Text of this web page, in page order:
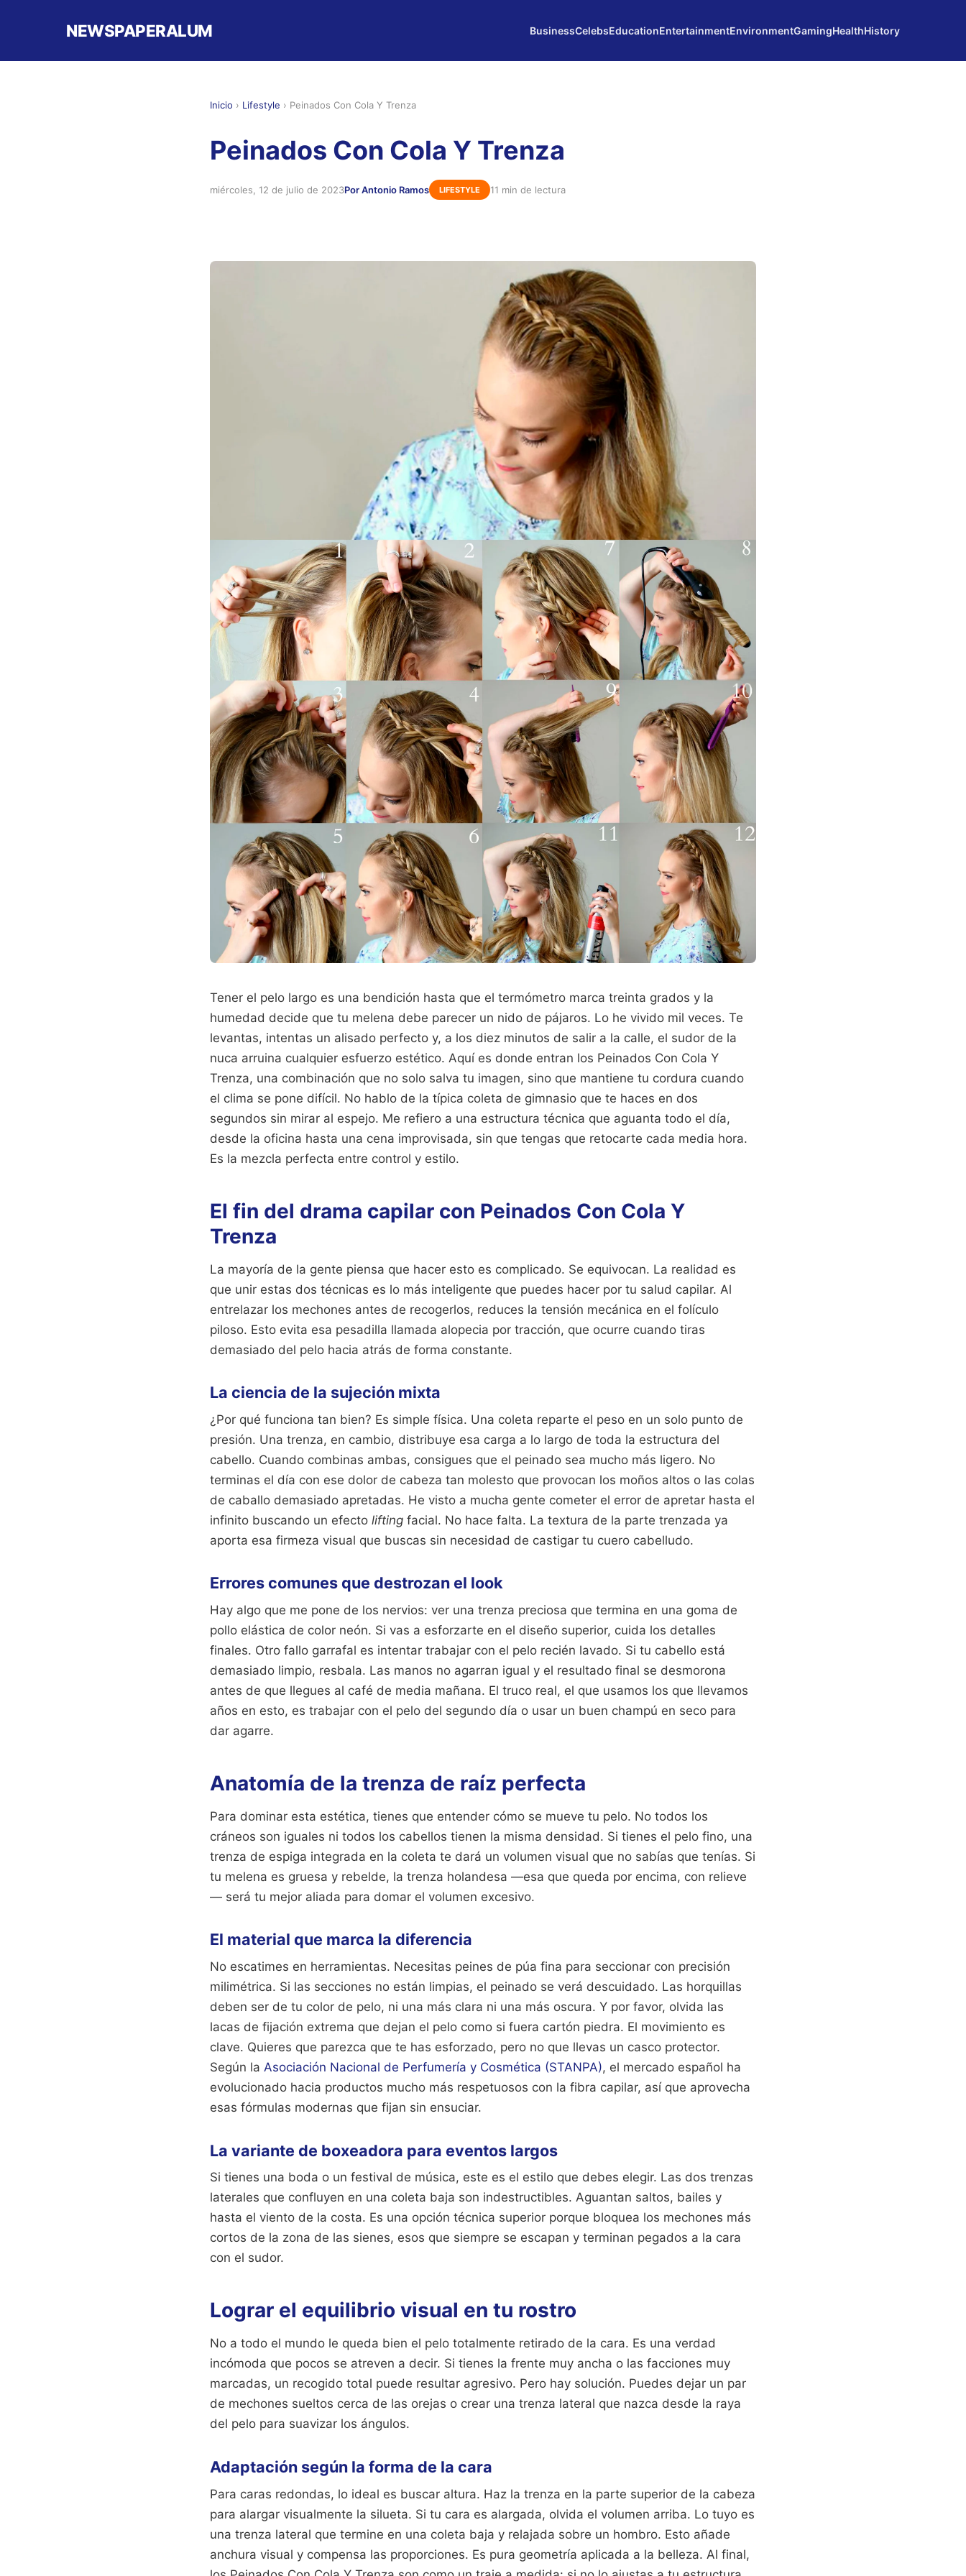
NEWSPAPERALUM BusinessCelebsEducationEntertainmentEnvironmentGamingHealthHistory
Inicio › Lifestyle › Peinados Con Cola Y Trenza
Peinados Con Cola Y Trenza
miércoles, 12 de julio de 2023Por Antonio Ramos LIFESTYLE 11 min de lectura
Tener el pelo largo es una bendición hasta que el termómetro marca treinta grados y la
humedad decide que tu melena debe parecer un nido de pájaros. Lo he vivido mil veces. Te
levantas, intentas un alisado perfecto y, a los diez minutos de salir a la calle, el sudor de la
nuca arruina cualquier esfuerzo estético. Aquí es donde entran los Peinados Con Cola Y
Trenza, una combinación que no solo salva tu imagen, sino que mantiene tu cordura cuando
el clima se pone difícil. No hablo de la típica coleta de gimnasio que te haces en dos
segundos sin mirar al espejo. Me refiero a una estructura técnica que aguanta todo el día,
desde la oficina hasta una cena improvisada, sin que tengas que retocarte cada media hora.
Es la mezcla perfecta entre control y estilo.
El fin del drama capilar con Peinados Con Cola Y
Trenza
La mayoría de la gente piensa que hacer esto es complicado. Se equivocan. La realidad es
que unir estas dos técnicas es lo más inteligente que puedes hacer por tu salud capilar. Al
entrelazar los mechones antes de recogerlos, reduces la tensión mecánica en el folículo
piloso. Esto evita esa pesadilla llamada alopecia por tracción, que ocurre cuando tiras
demasiado del pelo hacia atrás de forma constante.
La ciencia de la sujeción mixta
¿Por qué funciona tan bien? Es simple física. Una coleta reparte el peso en un solo punto de
presión. Una trenza, en cambio, distribuye esa carga a lo largo de toda la estructura del
cabello. Cuando combinas ambas, consigues que el peinado sea mucho más ligero. No
terminas el día con ese dolor de cabeza tan molesto que provocan los moños altos o las colas
de caballo demasiado apretadas. He visto a mucha gente cometer el error de apretar hasta el
infinito buscando un efecto lifting facial. No hace falta. La textura de la parte trenzada ya
aporta esa firmeza visual que buscas sin necesidad de castigar tu cuero cabelludo.
Errores comunes que destrozan el look
Hay algo que me pone de los nervios: ver una trenza preciosa que termina en una goma de
pollo elástica de color neón. Si vas a esforzarte en el diseño superior, cuida los detalles
finales. Otro fallo garrafal es intentar trabajar con el pelo recién lavado. Si tu cabello está
demasiado limpio, resbala. Las manos no agarran igual y el resultado final se desmorona
antes de que llegues al café de media mañana. El truco real, el que usamos los que llevamos
años en esto, es trabajar con el pelo del segundo día o usar un buen champú en seco para
dar agarre.
Anatomía de la trenza de raíz perfecta
Para dominar esta estética, tienes que entender cómo se mueve tu pelo. No todos los
cráneos son iguales ni todos los cabellos tienen la misma densidad. Si tienes el pelo fino, una
trenza de espiga integrada en la coleta te dará un volumen visual que no sabías que tenías. Si
tu melena es gruesa y rebelde, la trenza holandesa —esa que queda por encima, con relieve
— será tu mejor aliada para domar el volumen excesivo.
El material que marca la diferencia
No escatimes en herramientas. Necesitas peines de púa fina para seccionar con precisión
milimétrica. Si las secciones no están limpias, el peinado se verá descuidado. Las horquillas
deben ser de tu color de pelo, ni una más clara ni una más oscura. Y por favor, olvida las
lacas de fijación extrema que dejan el pelo como si fuera cartón piedra. El movimiento es
clave. Quieres que parezca que te has esforzado, pero no que llevas un casco protector.
Según la Asociación Nacional de Perfumería y Cosmética (STANPA), el mercado español ha
evolucionado hacia productos mucho más respetuosos con la fibra capilar, así que aprovecha
esas fórmulas modernas que fijan sin ensuciar.
La variante de boxeadora para eventos largos
Si tienes una boda o un festival de música, este es el estilo que debes elegir. Las dos trenzas
laterales que confluyen en una coleta baja son indestructibles. Aguantan saltos, bailes y
hasta el viento de la costa. Es una opción técnica superior porque bloquea los mechones más
cortos de la zona de las sienes, esos que siempre se escapan y terminan pegados a la cara
con el sudor.
Lograr el equilibrio visual en tu rostro
No a todo el mundo le queda bien el pelo totalmente retirado de la cara. Es una verdad
incómoda que pocos se atreven a decir. Si tienes la frente muy ancha o las facciones muy
marcadas, un recogido total puede resultar agresivo. Pero hay solución. Puedes dejar un par
de mechones sueltos cerca de las orejas o crear una trenza lateral que nazca desde la raya
del pelo para suavizar los ángulos.
Adaptación según la forma de la cara
Para caras redondas, lo ideal es buscar altura. Haz la trenza en la parte superior de la cabeza
para alargar visualmente la silueta. Si tu cara es alargada, olvida el volumen arriba. Lo tuyo es
una trenza lateral que termine en una coleta baja y relajada sobre un hombro. Esto añade
anchura visual y compensa las proporciones. Es pura geometría aplicada a la belleza. Al final,